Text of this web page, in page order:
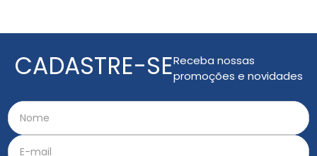
CADASTRE-SEReceba nossas
promoções e novidades